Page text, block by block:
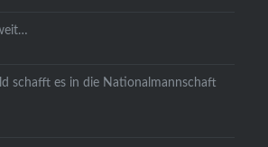
schafft es in die Nationalmannschaft